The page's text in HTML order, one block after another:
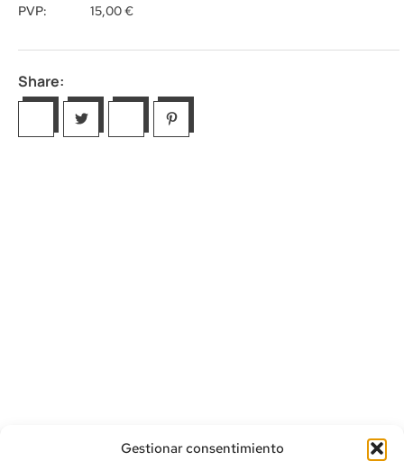
Gestionar consentimiento
PVP:
15,00€
Share: